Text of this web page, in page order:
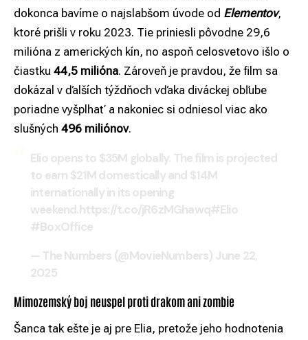
dokonca bavíme o najslabšom úvode od Elementov,
ktoré prišli v roku 2023. Tie priniesli pôvodne 29,6
milióna z amerických kín, no aspoň celosvetovo išlo o
čiastku 44,5 milióna. Zároveň je pravdou, že film sa
dokázal v ďalších týždňoch vďaka diváckej obľube
poriadne vyšplhať a nakoniec si odniesol viac ako
slušných 496 miliónov.
Elio opens to $35M globally. The film is projected
to earn $21M domestically and $14M
internationally in its opening
weekend.https://t.co/jR6zMGhawq#Elio
#BoxOffice
— The Numbers (@MovieNumbers) June 22,
2025
Mimozemský boj neuspel proti drakom ani zombie
Šanca tak ešte je aj pre Elia, pretože jeho hodnotenia